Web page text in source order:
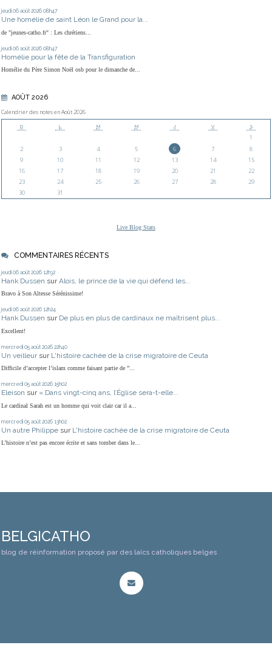
jeudi 06 août 2026 08h47
Une homélie de saint Léon le Grand pour la...
de "jeunes-catho.fr" : Les chrétiens...
jeudi 06 août 2026 08h47
Homélie pour la fête de la Transfiguration
Homélie du Père Simon Noël osb pour le dimanche de...
AOÛT 2026
Calendrier des notes en Août 2026
D L M M J V S
1
2
3 4 5 6 7
8
9
10 11 12 13 14
15
16
17 18 19 20 21
22
23
24 25 26 27 28
29
30
31
Live Blog Stats
COMMENTAIRES RÉCENTS
jeudi 06 août 2026 12h32
Hank Dussen sur Alois, le prince de la vie qui défend les...
Bravo à Son Altesse Sérénissime!
jeudi 06 août 2026 12h24
Hank Dussen sur De plus en plus de cardinaux ne maîtrisent plus...
Excellent!
mercredi 05 août 2026 22h40
Un veilleur sur L'histoire cachée de la crise migratoire de Ceuta
Difficile d’accepter l’islam comme faisant partie de ”...
mercredi 05 août 2026 15h02
Eleison sur « Dans vingt-cinq ans, l’Église sera-t-elle...
Le cardinal Sarah est un homme qui voit clair car il a...
mercredi 05 août 2026 13h02
Un autre Philippe sur L'histoire cachée de la crise migratoire de Ceuta
L’histoire n’est pas encore écrite et sans tomber dans le...
BELGICATHO
blog de réinformation proposé par des laïcs catholiques belges